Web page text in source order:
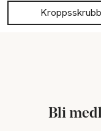
Kroppsskrubb
Bli